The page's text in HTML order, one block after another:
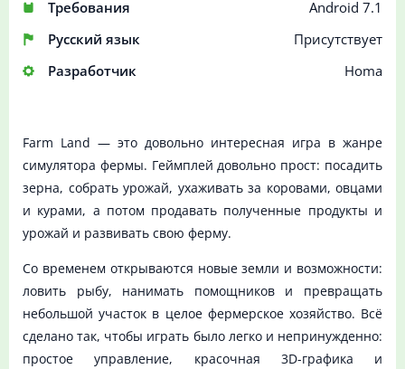
Требования
Android 7.1
Русский язык
Присутствует
Разработчик
Homa
Farm Land — это довольно интересная игра в жанре
симулятора фермы. Геймплей довольно прост: посадить
зерна, собрать урожай, ухаживать за коровами, овцами
и курами, а потом продавать полученные продукты и
урожай и развивать свою ферму.
Со временем открываются новые земли и возможности:
ловить рыбу, нанимать помощников и превращать
небольшой участок в целое фермерское хозяйство. Всё
сделано так, чтобы играть было легко и непринужденно:
простое управление, красочная 3D-графика и